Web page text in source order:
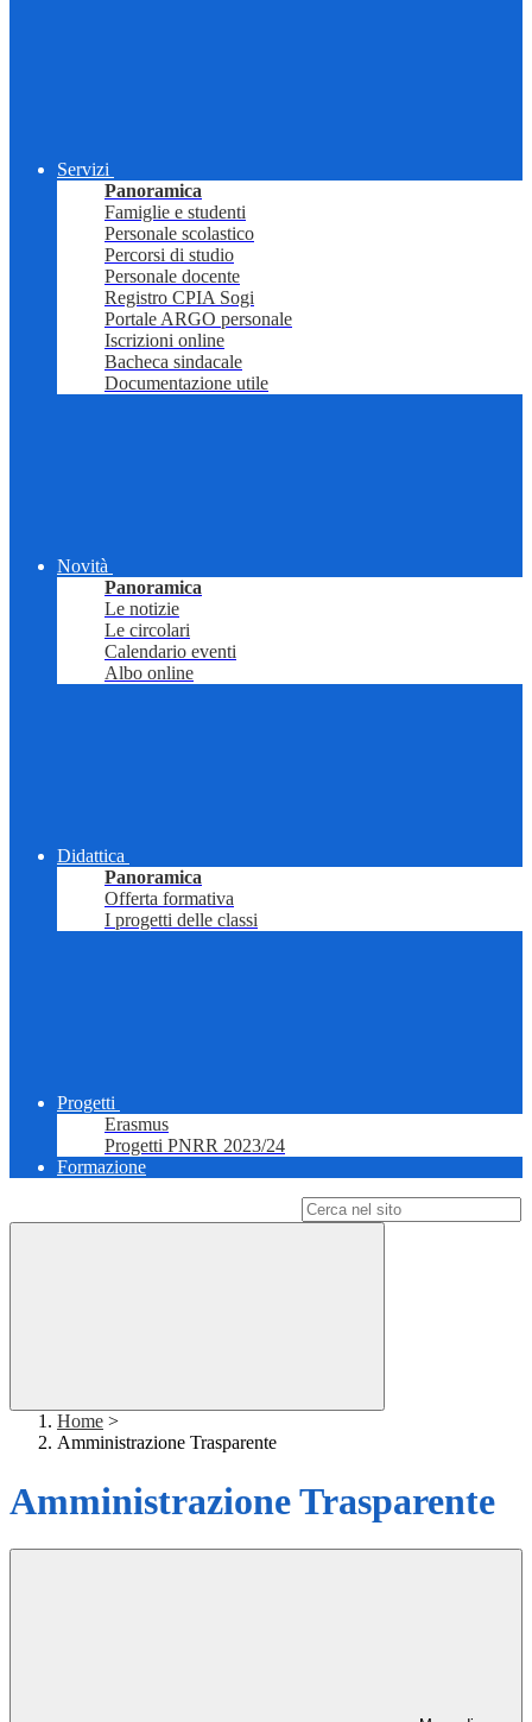
Servizi
Panoramica
Famiglie e studenti
Personale scolastico
Percorsi di studio
Personale docente
Registro CPIA Sogi
Portale ARGO personale
Iscrizioni online
Bacheca sindacale
Documentazione utile
Novità
Panoramica
Le notizie
Le circolari
Calendario eventi
Albo online
Didattica
Panoramica
Offerta formativa
I progetti delle classi
Progetti
Erasmus
Progetti PNRR 2023/24
Formazione
Home >
Amministrazione Trasparente
Amministrazione Trasparente